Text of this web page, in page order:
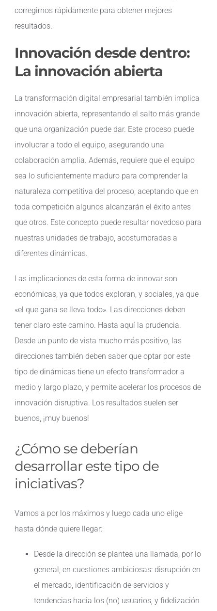
corregirnos rápidamente para obtener mejores
resultados.
Innovación desde dentro:
La innovación abierta
La transformación digital empresarial también implica
innovación abierta, representando el salto más grande
que una organización puede dar. Este proceso puede
involucrar a todo el equipo, asegurando una
colaboración amplia. Además, requiere que el equipo
sea lo suficientemente maduro para comprender la
naturaleza competitiva del proceso, aceptando que en
toda competición algunos alcanzarán el éxito antes
que otros. Este concepto puede resultar novedoso para
nuestras unidades de trabajo, acostumbradas a
diferentes dinámicas.
Las implicaciones de esta forma de innovar son
económicas, ya que todos exploran, y sociales, ya que
«el que gana se lleva todo». Las direcciones deben
tener claro este camino. Hasta aquí la prudencia.
Desde un punto de vista mucho más positivo, las
direcciones también deben saber que optar por este
tipo de dinámicas tiene un efecto transformador a
medio y largo plazo, y permite acelerar los procesos de
innovación disruptiva. Los resultados suelen ser
buenos, ¡muy buenos!
¿Cómo se deberían
desarrollar este tipo de
iniciativas?
Vamos a por los máximos y luego cada uno elige
hasta dónde quiere llegar:
Desde la dirección se plantea una llamada, por lo
general, en cuestiones ambiciosas: disrupción en
el mercado, identificación de servicios y
tendencias hacia los (no) usuarios, y fidelización